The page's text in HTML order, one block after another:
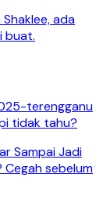
ada
buat.
terengganu
tidak tahu?
Sampai Jadi
sebelum